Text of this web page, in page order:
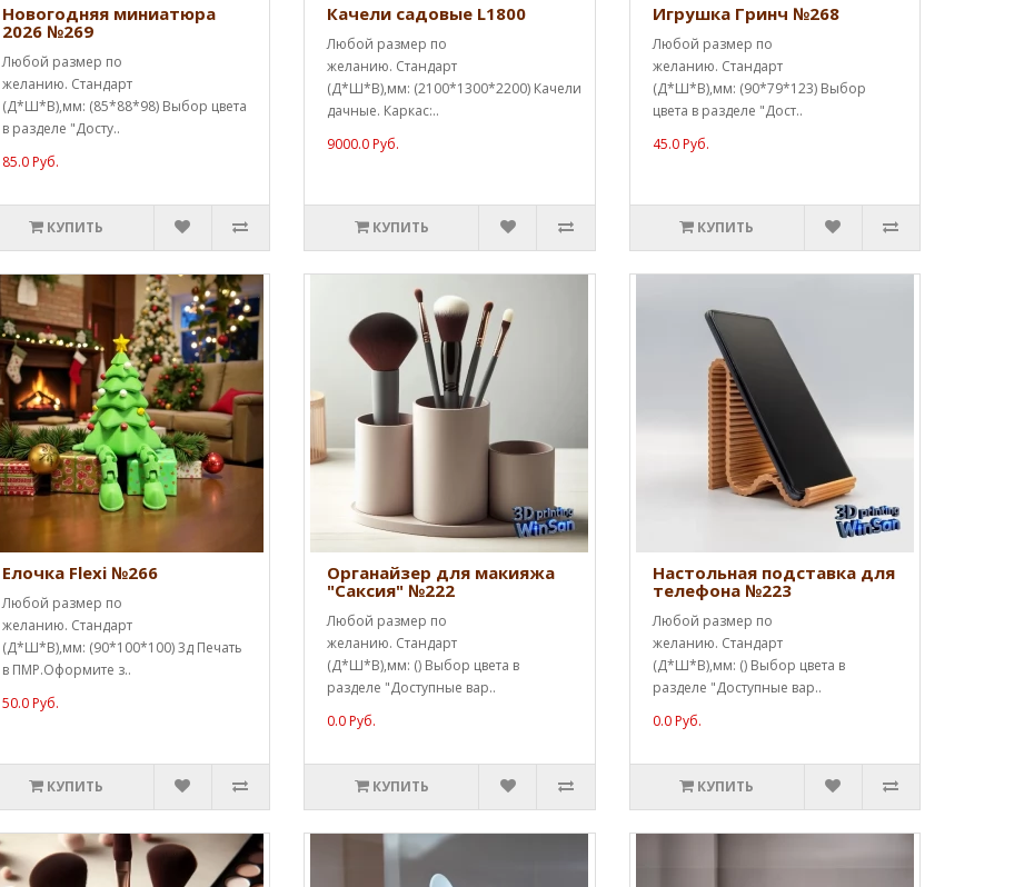
Новогодняя миниатюра
2026 №269
Любой размер по
желанию. Стандарт
(Д*Ш*В),мм: (85*88*98) Выбор цвета
в разделе "Досту..
85.0 Руб.
КУПИТЬ
Качели садовые L1800
Любой размер по
желанию. Стандарт
(Д*Ш*В),мм: (2100*1300*2200) Качели
дачные. Каркас:..
9000.0 Руб.
КУПИТЬ
Игрушка Гринч №268
Любой размер по
желанию. Стандарт
(Д*Ш*В),мм: (90*79*123) Выбор
цвета в разделе "Дост..
45.0 Руб.
КУПИТЬ
Елочка Flexi №266
Любой размер по
желанию. Стандарт
(Д*Ш*В),мм: (90*100*100) 3д Печать
в ПМР.Оформите з..
50.0 Руб.
КУПИТЬ
Органайзер для макияжа
"Саксия" №222
Любой размер по
желанию. Стандарт
(Д*Ш*В),мм: () Выбор цвета в
разделе "Доступные вар..
0.0 Руб.
КУПИТЬ
Настольная подставка для
телефона №223
Любой размер по
желанию. Стандарт
(Д*Ш*В),мм: () Выбор цвета в
разделе "Доступные вар..
0.0 Руб.
КУПИТЬ